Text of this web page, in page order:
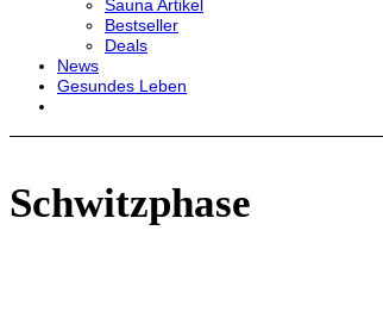
Sauna Artikel
Bestseller
Deals
News
Gesundes Leben
Schwitzphase